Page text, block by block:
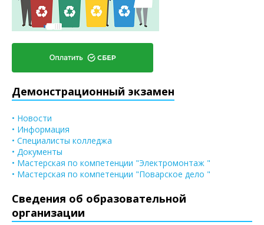
Демонстрационный экзамен
• Новости
• Информация
• Специалисты колледжа
• Документы
• Мастерская по компетенции "Электромонтаж "
• Мастерская по компетенции "Поварское дело "
Сведения об образовательной
организации